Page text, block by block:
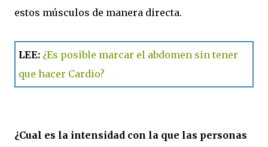
estos músculos de manera directa.
LEE: ¿Es posible marcar el abdomen sin tener
que hacer Cardio?
¿Cual es la intensidad con la que las personas